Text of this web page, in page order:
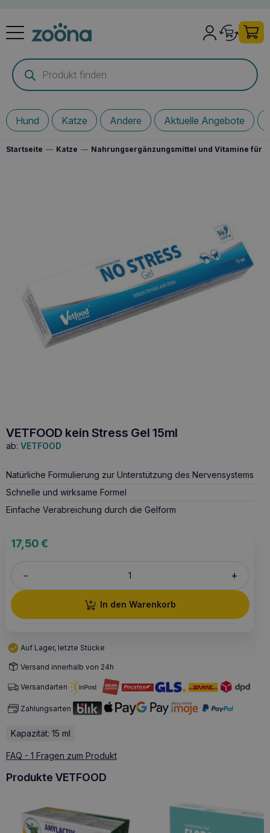
Products
search
Hund Katze Andere Aktuelle Angebote
Startseite — Katze — Nahrungsergänzungsmittel und Vitamine für
VETFOOD kein Stress Gel 15ml
ab: VETFOOD
Natürliche Formulierung zur Unterstützung des Nervensystems
Schnelle und wirksame Formel
Einfache Verabreichung durch die Gelform
17,50€
– +
In den Warenkorb
Auf Lager, letzte Stücke
Versand innerhalb von 24h
Versandarten
Zahlungsarten
Kapazität: 15 ml
FAQ - 1 Fragen zum Produkt
Produkte VETFOOD